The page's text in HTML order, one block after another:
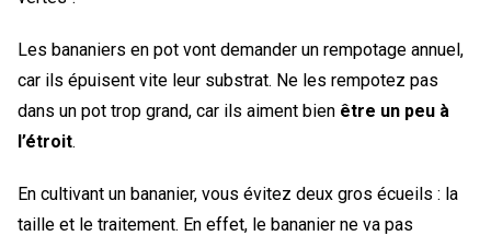
Les bananiers en pot vont demander un rempotage annuel,
car ils épuisent vite leur substrat. Ne les rempotez pas
dans un pot trop grand, car ils aiment bien être un peu à
l’étroit.
En cultivant un bananier, vous évitez deux gros écueils : la
taille et le traitement. En effet, le bananier ne va pas